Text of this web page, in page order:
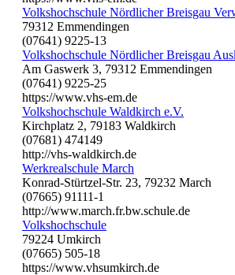
Volkshochschule Nördlicher Breisgau
79312 Emmendingen
(07641) 9225-13
Volkshochschule Nördlicher Breisgau
Am Gaswerk 3, 79312 Emmendingen
(07641) 9225-25
https://www.vhs-em.de
Volkshochschule Waldkirch e.V.
Kirchplatz 2, 79183 Waldkirch
(07681) 474149
http://vhs-waldkirch.de
Werkrealschule March
Konrad-Stürtzel-Str. 23, 79232 March
(07665) 91111-1
http://www.march.fr.bw.schule.de
Volkshochschule
79224 Umkirch
(07665) 505-18
https://www.vhsumkirch.de